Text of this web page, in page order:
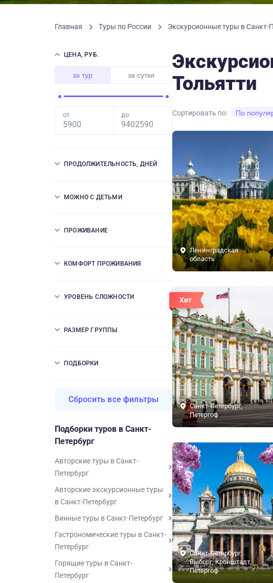
Главная Туры по России Экскурсионные туры в Санкт-
ЦЕНА, РУБ.
за тур за сутки
от до
ПРОДОЛЖИТЕЛЬНОСТЬ, ДНЕЙ
МОЖНО С ДЕТЬМИ
ПРОЖИВАНИЕ
КОМФОРТ ПРОЖИВАНИЯ
УРОВЕНЬ СЛОЖНОСТИ
РАЗМЕР ГРУППЫ
ПОДБОРКИ
Сбросить все фильтры
Подборки туров в Санкт-
Петербург
Авторские туры в Санкт-
Петербург
Авторские экскурсионные туры
в Санкт-Петербург
Винные туры в Санкт-Петербург
Гастрономические туры в Санкт-
Петербург
Горящие туры в Санкт-
Петербург
Тольятти
Сортировать по: По
Ленинградская
область
Хит
Санкт-Петербург,
Петергоф
Санкт-Петербург,
Выборг, Кронштадт,
Петергоф